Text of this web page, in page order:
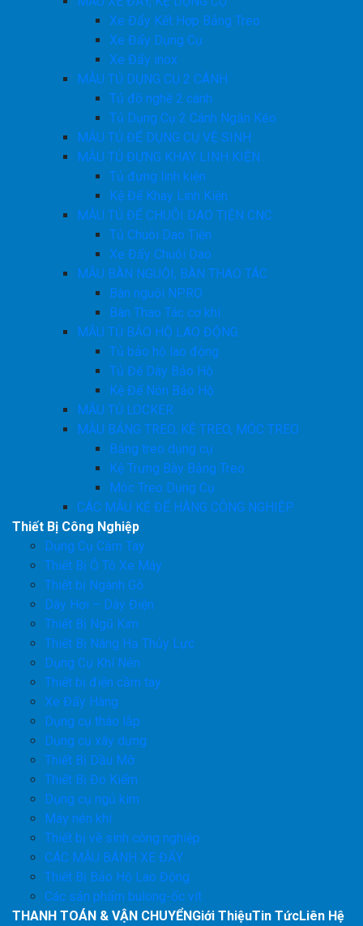
Xe Đẩy Kết Hợp Bảng Treo
Xe Đẩy Dụng Cụ
Xe Đẩy inox
MẪU TỦ DỤNG CỤ 2 CÁNH
Tủ đồ nghề 2 cánh
Tủ Dụng Cụ 2 Cánh Ngăn Kéo
MẪU TỦ ĐỂ DỤNG CỤ VỆ SINH
MẪU TỦ ĐỰNG KHAY LINH KIỆN
Tủ đựng linh kiện
Kệ Để Khay Linh Kiện
MẪU TỦ ĐỂ CHUÔI DAO TIỆN CNC
Tủ Chuôi Dao Tiện
Xe Đẩy Chuôi Dao
MẪU BÀN NGUỘI, BÀN THAO TÁC
Bàn nguội NPRO
Bàn Thao Tác cơ khí
MẪU TỦ BẢO HỘ LAO ĐỘNG
Tủ bảo hộ lao động
Tủ Đế Dày Bảo Hộ
Kệ Để Nón Bảo Hộ
MẪU TỦ LOCKER
MẪU BẢNG TREO, KỆ TREO, MÓC TREO
Bảng treo dụng cụ
Kệ Trưng Bày Bảng Treo
Móc Treo Dụng Cụ
CÁC MẪU KỆ ĐỂ HÀNG CÔNG NGHIỆP
Thiết Bị Công Nghiệp
Dụng Cụ Cầm Tay
Thiết Bị Ô Tô Xe Máy
Thiết bị Ngành Gỗ
Dây Hơi – Dây Điện
Thiết Bị Ngũ Kim
Thiết Bị Nâng Hạ Thủy Lực
Dụng Cụ Khí Nén
Thiết bị điện cầm tay
Xe Đẩy Hàng
Dụng cụ tháo lắp
Dụng cụ xây dựng
Thiết Bị Dầu Mỡ
Thiết Bị Đo Kiểm
Dụng cụ ngủ kim
Máy nén khí
Thiết bị về sinh công nghiệp
CÁC MẪU BÁNH XE ĐẨY
Thiết Bị Bảo Hộ Lao Động
Các sản phẩm bulong-ốc vít
THANH TOÁN & VẬN CHUYỂNGiới ThiệuTin TứcLiên Hệ